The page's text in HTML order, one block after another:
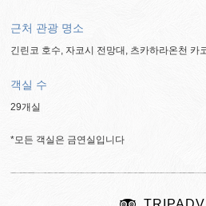
근처 관광 명소
긴린코 호수, 자코시 전망대, 츠카하라온천 카
객실 수
29개실
*모든 객실은 금연실입니다